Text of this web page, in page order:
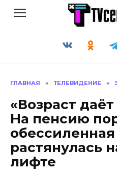
ГЛАВНАЯ » ТЕЛЕВИДЕНИЕ »
«Возраст
На пенсию
растянулась
лифте